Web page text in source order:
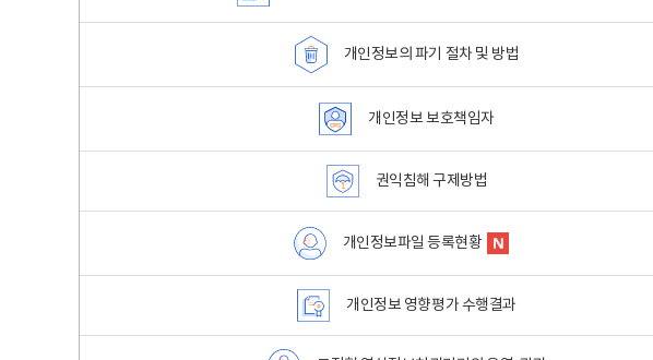
개인정보의 파기 절차 및 방법
개인정보 보호책임자
권익침해 구제방법
개인정보파일 등록현황
개인정보 영향평가 수행결과